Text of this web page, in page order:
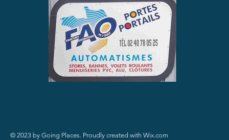
© 2023 by Going Places. Proudly created with Wix.com